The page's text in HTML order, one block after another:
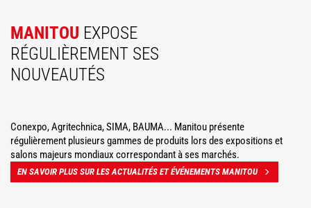
MANITOU EXPOSE
RÉGULIÈREMENT SES
NOUVEAUTÉS
Conexpo, Agritechnica, SIMA, BAUMA... Manitou présente
régulièrement plusieurs gammes de produits lors des expositions et
salons majeurs mondiaux correspondant à ses marchés.
EN SAVOIR PLUS SUR LES ACTUALITÉS ET ÉVÉNEMENTS MANITOU